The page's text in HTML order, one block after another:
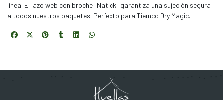
línea. El lazo web con broche "Natick" garantiza una sujeción segura
a todos nuestros paquetes. Perfecto para Tiemco Dry Magic.